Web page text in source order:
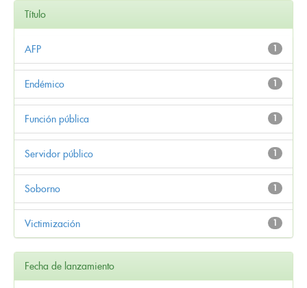
Título
1
AFP
1
Endémico
1
Función pública
1
Servidor público
1
Soborno
1
Victimización
Fecha de lanzamiento